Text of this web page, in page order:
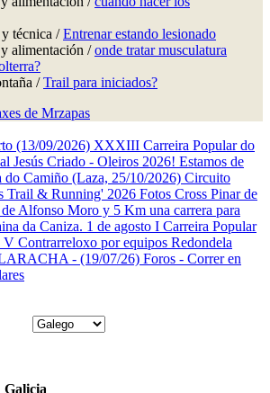
técnica /Entrenar estando lesionado
alimentación /onde tratar musculatura
/Trail para iniciados?
de Mrzapas
(13/09/2026) XXXIII Carreira Popular do
Jesús Criado - Oleiros 2026! Estamos de
do Camiño (Laza, 25/10/2026) Circuito
Trail & Running' 2026 Fotos Cross Pinar de
Alfonso Moro y 5 Km una carrera para
da Caniza. 1 de agosto I Carreira Popular
V Contrarreloxo por equipos Redondela
- (19/07/26) Foros - Correr en